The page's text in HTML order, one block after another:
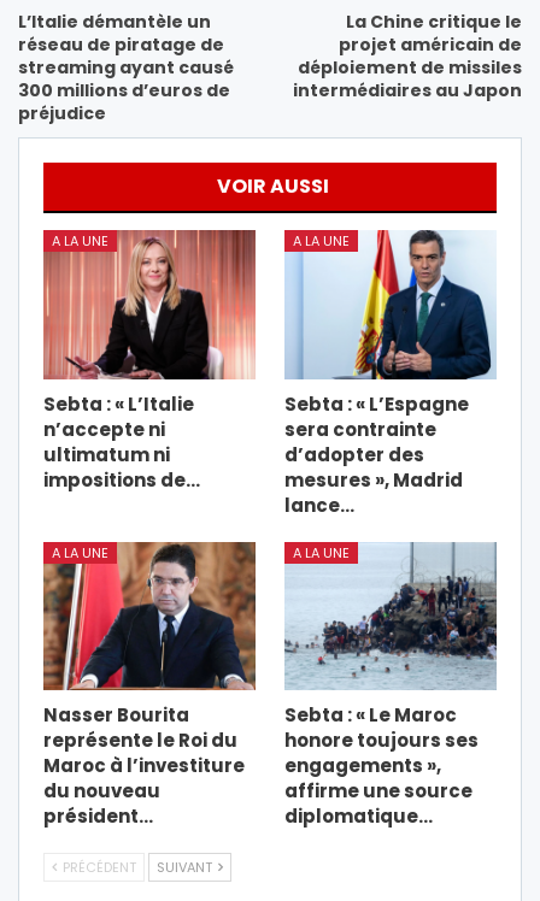
L’Italie démantèle un
réseau de piratage de
streaming ayant causé
300 millions d’euros de
préjudice
La Chine critique le
projet américain de
déploiement de missiles
intermédiaires au Japon
VOIR AUSSI
A LA UNE
Sebta : « L’Italie
n’accepte ni
ultimatum ni
impositions de…
A LA UNE
Sebta : « L’Espagne
sera contrainte
d’adopter des
mesures », Madrid
lance…
A LA UNE
Nasser Bourita
représente le Roi du
Maroc à l’investiture
du nouveau
président…
A LA UNE
Sebta : « Le Maroc
honore toujours ses
engagements »,
affirme une source
diplomatique…
PRÉCÉDENT SUIVANT